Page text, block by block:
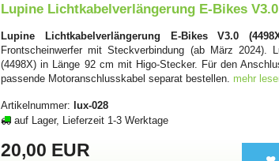
Lupine Lichtkabelverlängerung E-Bikes V3.0
Lupine Lichtkabelverlängerung E-Bikes V3.0
Frontscheinwerfer mit Steckverbindung (ab März 2024).
(4498X) in Länge 92 cm mit Higo-Stecker. Für den
passende Motoranschlusskabel separat bestellen. mehr
Artikelnummer: lux-028
auf Lager, Lieferzeit 1-3 Werktage
20,00 EUR